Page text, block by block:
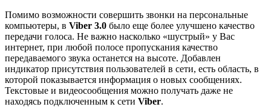
Помимо возможности совершить звонки на персональные
компьютеры, в Viber 3.0 было еще более улучшено качество
передачи голоса. Не важно насколько «шустрый» у Вас
интернет, при любой полосе пропускания качество
передаваемого звука останется на высоте. Добавлен
индикатор присутствия пользователей в сети, есть область, в
которой показывается информация о новых сообщениях.
Текстовые и видеосообщения можно получать даже не
находясь подключенным к сети Viber.